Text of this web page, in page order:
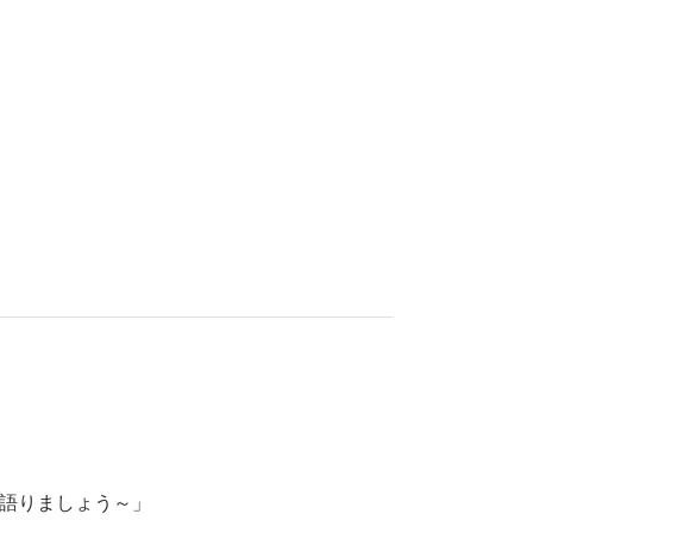
りましょう～」